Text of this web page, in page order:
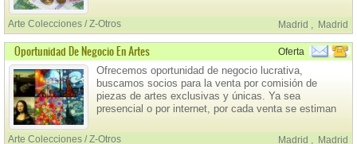
Arte Colecciones / Z-Otros Madrid , Madrid
Oportunidad De Negocio En Artes Oferta
Ofrecemos oportunidad de negocio lucrativa,
buscamos socios para la venta por comisión de
piezas de artes exclusivas y únicas. Ya sea
presencial o por internet, por cada venta se estiman
(depende de la pieza ofertada).
Arte Colecciones / Z-Otros Madrid , Madrid